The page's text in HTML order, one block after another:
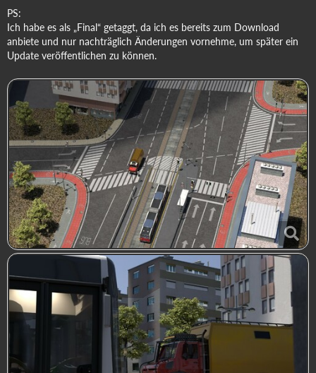
PS:
Ich habe es als „Final“ getaggt, da ich es bereits zum Download
anbiete und nur nachträglich Änderungen vornehme, um später ein
Update veröffentlichen zu können.